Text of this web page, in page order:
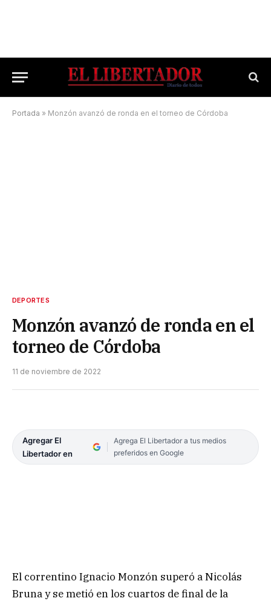
Portada » Monzón avanzó de ronda en el torneo de Córdoba
DEPORTES
Monzón avanzó de ronda en el
torneo de Córdoba
11 de noviembre de 2022
Agregar El
Libertador en
Agrega El Libertador a tus medios
preferidos en Google
El correntino Ignacio Monzón superó a Nicolás
Bruna y se metió en los cuartos de final de la